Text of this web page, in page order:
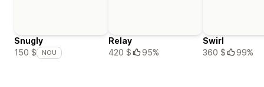
Snugly
150 $
NOU
Relay
420 $
95%
Swirl
360 $
99%